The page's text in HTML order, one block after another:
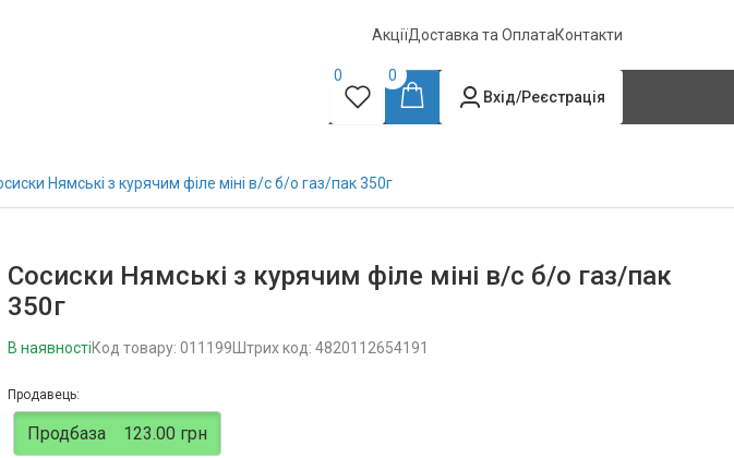
АкціїДоставка та ОплатаКонтакти
0
0
Вхід/Реєстрація
Нямські з курячим філе міні в/с б/о газ/пак 350г
Сосиски Нямські з курячим філе міні в/с б/о газ/пак
350г
В наявностіКод товару: 011199 Штрих код: 4820112654191
Продавець:
Продбаза 123.00 грн